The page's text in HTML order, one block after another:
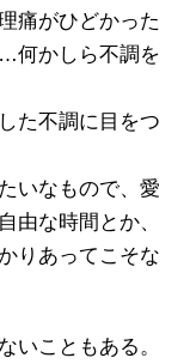
痛がひどかった
何かしら不調を
た不調に目をつ
いなもので、愛
由な時間とか、
りあってこそな
いこともある。